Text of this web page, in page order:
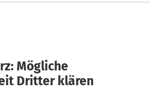
Mögliche
Dritter klären